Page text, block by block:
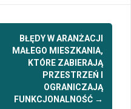
BŁĘDY W ARANŻACJI
MAŁEGO MIESZKANIA,
KTÓRE ZABIERAJĄ
PRZESTRZEŃ I
OGRANICZAJĄ
FUNKCJONALNOŚĆ →